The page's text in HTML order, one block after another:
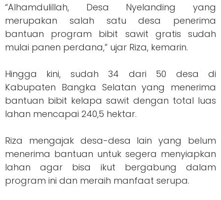
“Alhamdulillah, Desa Nyelanding yang
merupakan salah satu desa penerima
bantuan program bibit sawit gratis sudah
mulai panen perdana,” ujar Riza, kemarin.
Hingga kini, sudah 34 dari 50 desa di
Kabupaten Bangka Selatan yang menerima
bantuan bibit kelapa sawit dengan total luas
lahan mencapai 240,5 hektar.
Riza mengajak desa-desa lain yang belum
menerima bantuan untuk segera menyiapkan
lahan agar bisa ikut bergabung dalam
program ini dan meraih manfaat serupa.